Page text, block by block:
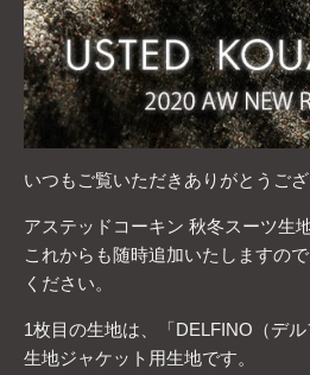
いつもご覧いただきありがとうござ
アステッドコーキン 秋冬スーツ生
これからも随時追加いたしますの
ください。
1枚目の生地は、「DELFINO（デ
生地ジャケット用生地です。